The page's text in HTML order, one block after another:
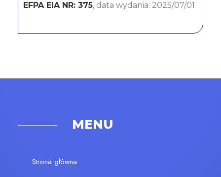
EFPA EIA NR: 375, data wydania: 2025/07/01
MENU
Strona główna